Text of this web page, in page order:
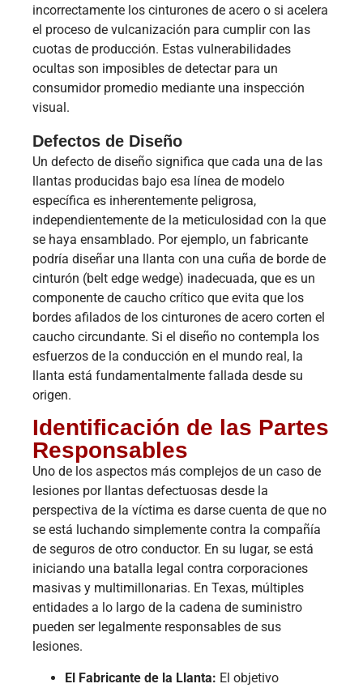
incorrectamente los cinturones de acero o si acelera
el proceso de vulcanización para cumplir con las
cuotas de producción. Estas vulnerabilidades
ocultas son imposibles de detectar para un
consumidor promedio mediante una inspección
visual.
Defectos de Diseño
Un defecto de diseño significa que cada una de las
llantas producidas bajo esa línea de modelo
específica es inherentemente peligrosa,
independientemente de la meticulosidad con la que
se haya ensamblado. Por ejemplo, un fabricante
podría diseñar una llanta con una cuña de borde de
cinturón (belt edge wedge) inadecuada, que es un
componente de caucho crítico que evita que los
bordes afilados de los cinturones de acero corten el
caucho circundante. Si el diseño no contempla los
esfuerzos de la conducción en el mundo real, la
llanta está fundamentalmente fallada desde su
origen.
Identificación de las Partes
Responsables
Uno de los aspectos más complejos de un caso de
lesiones por llantas defectuosas desde la
perspectiva de la víctima es darse cuenta de que no
se está luchando simplemente contra la compañía
de seguros de otro conductor. En su lugar, se está
iniciando una batalla legal contra corporaciones
masivas y multimillonarias. En Texas, múltiples
entidades a lo largo de la cadena de suministro
pueden ser legalmente responsables de sus
lesiones.
El Fabricante de la Llanta: El objetivo